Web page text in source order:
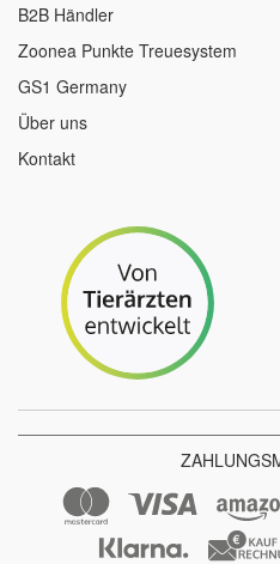
B2B Händler
Zoonea Punkte Treuesystem
GS1 Germany
Über uns
Kontakt